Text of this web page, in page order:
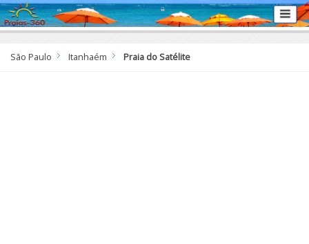
São Paulo Itanhaém Praia do Satélite